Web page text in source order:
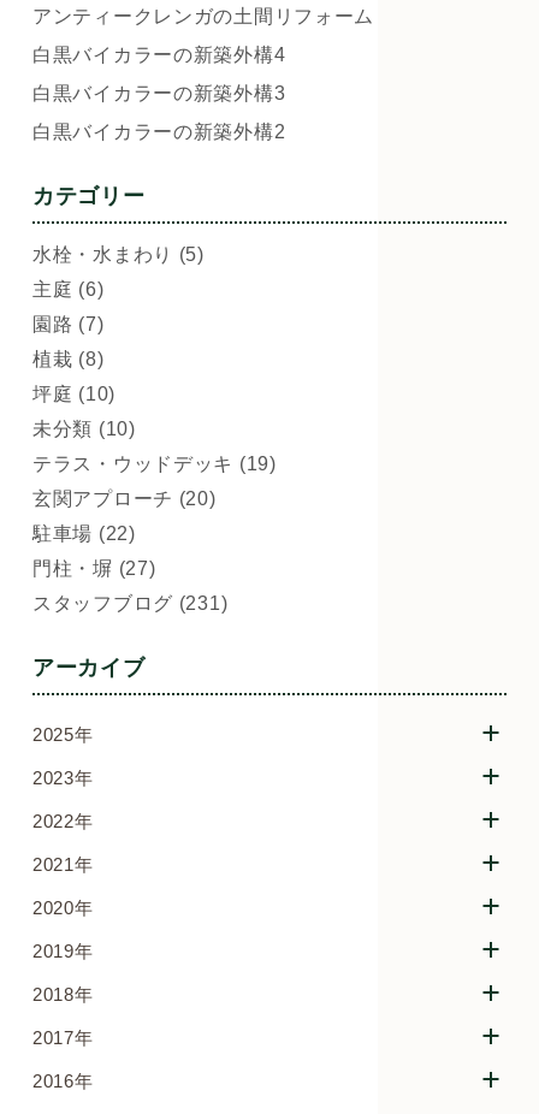
アンティークレンガの土間リフォーム
白黒バイカラーの新築外構4
白黒バイカラーの新築外構3
白黒バイカラーの新築外構2
カテゴリー
水栓・水まわり (5)
主庭 (6)
園路 (7)
植栽 (8)
坪庭 (10)
未分類 (10)
テラス・ウッドデッキ (19)
玄関アプローチ (20)
駐車場 (22)
門柱・塀 (27)
スタッフブログ (231)
アーカイブ
2025年
2023年
2022年
2021年
2020年
2019年
2018年
2017年
2016年